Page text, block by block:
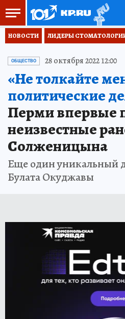
НОВОСТИ ЛИДЕРЫ
ОБЩЕСТВО 28 октября 2022 12:00
«Не толкайте
политические
Перми впервые
неизвестные
Солженицына
Еще один уникальный
Булата Окуджавы